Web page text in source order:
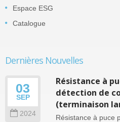
Espace ESG
Catalogue
Dernières Nouvelles
03
SEP
2024
Résistance à
détection de
(terminaison
Résistance à puce